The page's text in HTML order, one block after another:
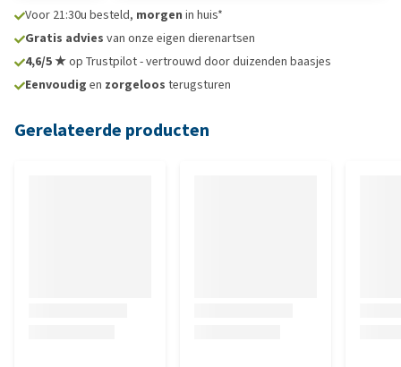
Voor 21:30u besteld, morgen in huis*
Gratis advies van onze eigen dierenartsen
4,6/5 ★op Trustpilot - vertrouwd door duizenden baasjes
Eenvoudig en zorgeloos terugsturen
Gerelateerde producten